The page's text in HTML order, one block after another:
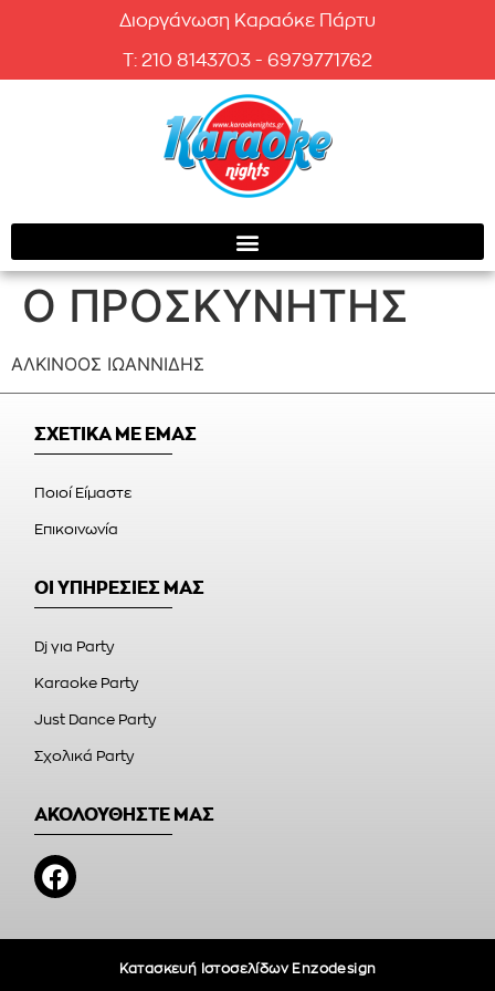
Διοργάνωση Καραόκε Πάρτυ
T: 210 8143703 - 6979771762
Ο ΠΡΟΣΚΥΝΗΤΗΣ
ΑΛΚΙΝΟΟΣ ΙΩΑΝΝΙΔΗΣ
ΣΧΕΤΙΚΑ ΜΕ ΕΜΑΣ
Ποιοί Είμαστε
Επικοινωνία
ΟΙ ΥΠΗΡΕΣΙΕΣ ΜΑΣ
Dj για Party
Karaoke Party
Just Dance Party
Σχολικά Party
ΑΚΟΛΟΥΘΗΣΤΕ ΜΑΣ
Κατασκευή Ιστοσελίδων Enzodesign